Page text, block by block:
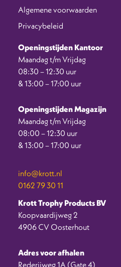
Algemene voorwaarden
Privacybeleid
Openingstijden Kantoor
Maandag t/m Vrijdag
08:30 – 12:30 uur
& 13:00 – 17:00 uur
Openingstijden Magazijn
Maandag t/m Vrijdag
08:00 – 12:30 uur
& 13:00 – 17:00 uur
info@krott.nl
0162 79 30 11
Krott Trophy Products BV
Koopvaardijweg 2
4906 CV Oosterhout
Adres voor afhalen
Rederijweg 1A (Gate 4)